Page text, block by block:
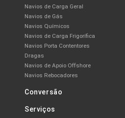
Navios de Carga Geral
Navios de Gás
Navios Químicos
Navios de Carga Frigorífica
Navios Porta Contentores
Dragas
Navios de Apoio Offshore
Navios Rebocadores
Conversão
Serviços